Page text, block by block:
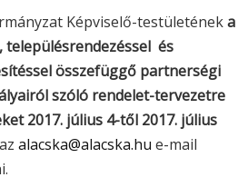
Képviselő-testületéneka
településrendezéssel és
összefüggő partnerségi
szóló rendelet-tervezetre
2017. július 4-től 2017. július
alacska@alacska.hu e-mail